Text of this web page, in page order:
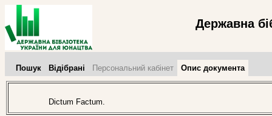
Державна
Пошук Відібрані Персональний кабінет Опис документа
Dictum Factum.